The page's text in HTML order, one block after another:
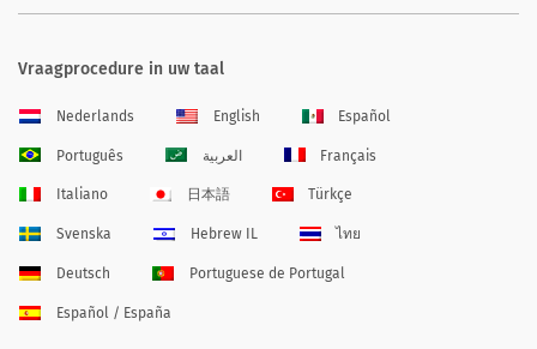
Vraagprocedure in uw taal
Nederlands English Español
Português العربية Français
Italiano 日本語 Türkçe
Svenska Hebrew IL ไทย
Deutsch Portuguese de Portugal
Español / España